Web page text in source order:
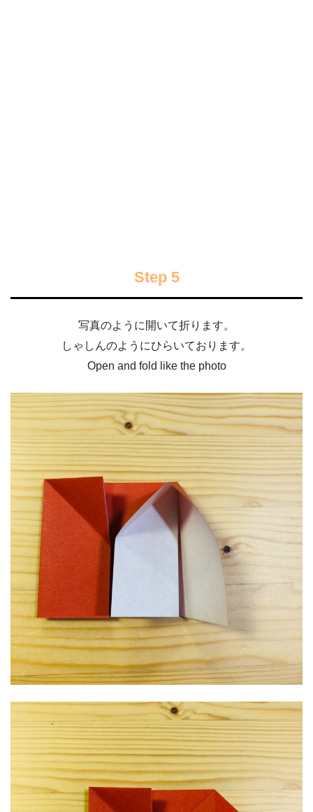
Step 5
写真のように開いて折ります。
しゃしんのようにひらいております。
Open and fold like the photo